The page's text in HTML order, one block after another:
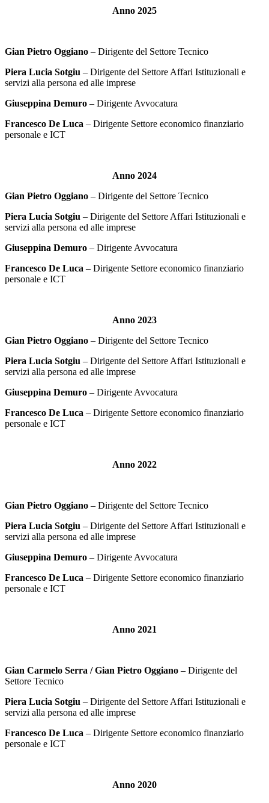
Anno 2025
Gian Pietro Oggiano – Dirigente del Settore Tecnico
Piera Lucia Sotgiu – Dirigente del Settore Affari Istituzionali e
servizi alla persona ed alle imprese
Giuseppina Demuro – Dirigente Avvocatura
Francesco De Luca – Dirigente Settore economico finanziario
personale e ICT
Anno 2024
Gian Pietro Oggiano – Dirigente del Settore Tecnico
Piera Lucia Sotgiu – Dirigente del Settore Affari Istituzionali e
servizi alla persona ed alle imprese
Giuseppina Demuro – Dirigente Avvocatura
Francesco De Luca – Dirigente Settore economico finanziario
personale e ICT
Anno 2023
Gian Pietro Oggiano – Dirigente del Settore Tecnico
Piera Lucia Sotgiu – Dirigente del Settore Affari Istituzionali e
servizi alla persona ed alle imprese
Giuseppina Demuro – Dirigente Avvocatura
Francesco De Luca – Dirigente Settore economico finanziario
personale e ICT
Anno 2022
Gian Pietro Oggiano – Dirigente del Settore Tecnico
Piera Lucia Sotgiu – Dirigente del Settore Affari Istituzionali e
servizi alla persona ed alle imprese
Giuseppina Demuro – Dirigente Avvocatura
Francesco De Luca – Dirigente Settore economico finanziario
personale e ICT
Anno 2021
Gian Carmelo Serra / Gian Pietro Oggiano – Dirigente del
Settore Tecnico
Piera Lucia Sotgiu – Dirigente del Settore Affari Istituzionali e
servizi alla persona ed alle imprese
Francesco De Luca – Dirigente Settore economico finanziario
personale e ICT
Anno 2020